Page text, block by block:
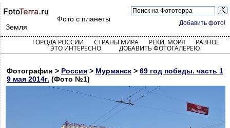
Добавить фото!
Фото с планеты
Земля
ГОРОДА РОССИИ СТРАНЫ МИРА РЕКИ, МОРЯ РАЗНОЕ
ЭТО ИНТЕРЕСНО ДОБАВИТЬ ФОТОГАЛЕРЕЮ!
Фотографии > Россия > Мурманск > 69 год победы. часть 1
9 мая 2014г. (Фото №1)